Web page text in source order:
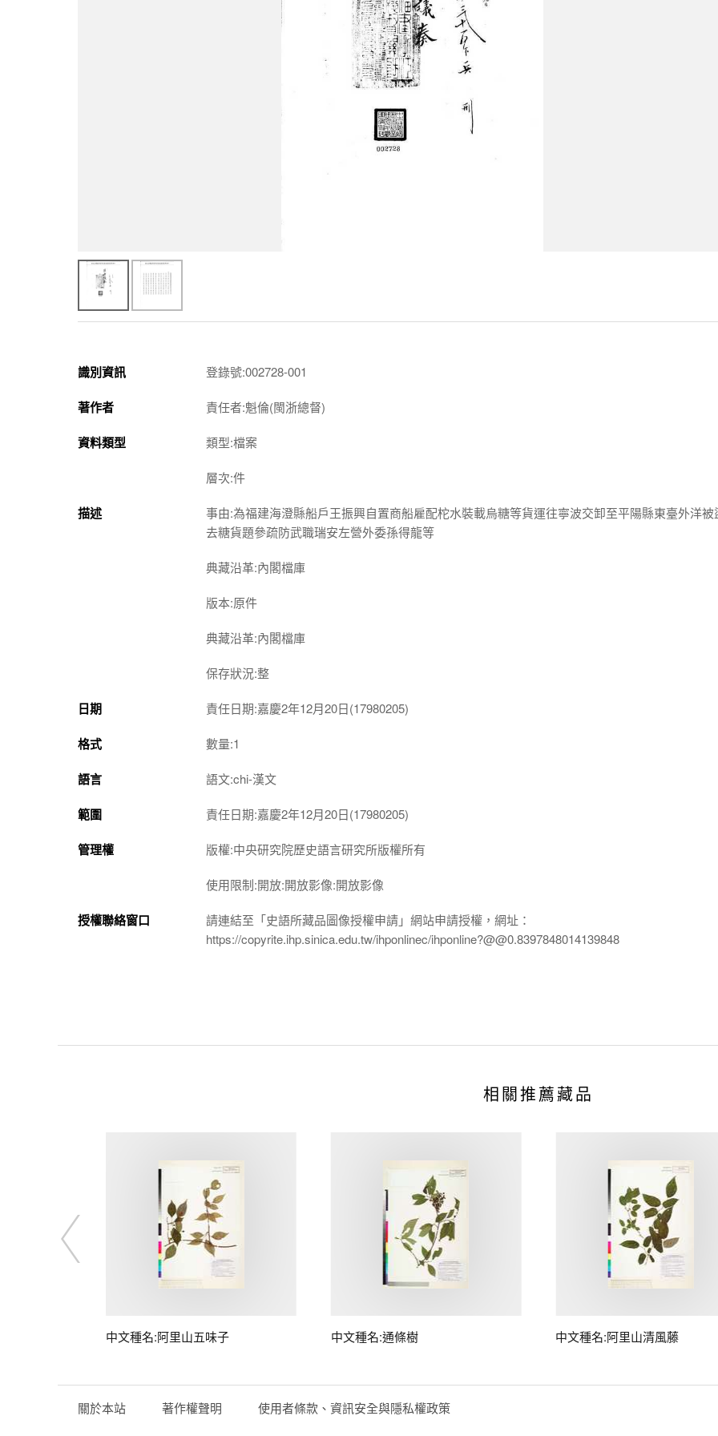
識別資訊 登錄號:002728-001
著作者 責任者:魁倫(閩浙總督)
資料類型 類型:檔案
層次:件
描述
事由:為福建海澄縣船戶王振興自置商船雇配柁水裝載烏糖等貨運往寧波交卸至平陽縣東臺外洋被
去糖貨題參疏防武職瑞安左營外委孫得龍等
典藏沿革:內閣檔庫
版本:原件
典藏沿革:內閣檔庫
保存狀況:整
日期 責任日期:嘉慶2年12月20日(17980205)
格式 數量:1
語言 語文:chi-漢文
範圍 責任日期:嘉慶2年12月20日(17980205)
管理權 版權:中央研究院歷史語言研究所版權所有
使用限制:開放:開放影像:開放影像
授權聯絡窗口
請連結至「史語所藏品圖像授權申請」網站申請授權，網址：
https://copyrite.ihp.sinica.edu.tw/ihponlinec/ihponline?@@0.8397848014139848
相關推薦藏品
中文種名:阿里山五味子 中文種名:通條樹 中文種名:阿里山清風藤
關於本站 著作權聲明 使用者條款、資訊安全與隱私權政策